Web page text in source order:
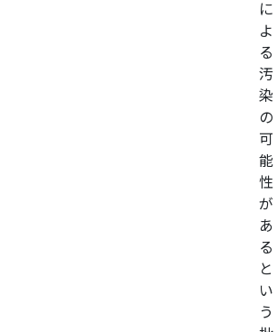
に
よ
る
汚
染
の
可
能
性
が
あ
る
と
い
う